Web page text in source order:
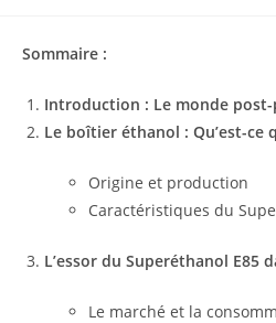
Sommaire :
Introduction : Le monde
Le boîtier éthanol : Qu’est-ce
Origine et production
Caractéristiques du
L’essor du Superéthanol E85
Le marché et la